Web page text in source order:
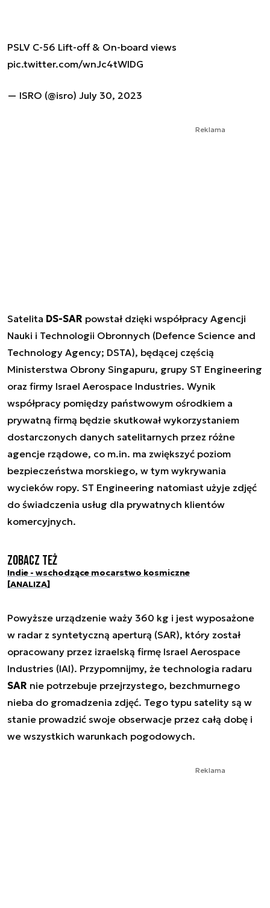
PSLV C-56 Lift-off & On-board views
pic.twitter.com/wnJc4tWIDG
— ISRO (@isro) July 30, 2023
Reklama
Satelita DS-SAR powstał dzięki współpracy Agencji
Nauki i Technologii Obronnych (Defence Science and
Technology Agency; DSTA), będącej częścią
Ministerstwa Obrony Singapuru, grupy ST Engineering
oraz firmy Israel Aerospace Industries. Wynik
współpracy pomiędzy państwowym ośrodkiem a
prywatną firmą będzie skutkował wykorzystaniem
dostarczonych danych satelitarnych przez różne
agencje rządowe, co m.in. ma zwiększyć poziom
bezpieczeństwa morskiego, w tym wykrywania
wycieków ropy. ST Engineering natomiast użyje zdjęć
do świadczenia usług dla prywatnych klientów
komercyjnych.
Zobacz też
Indie - wschodzące mocarstwo kosmiczne
[ANALIZA]
Powyższe urządzenie waży 360 kg i jest wyposażone
w radar z syntetyczną aperturą (SAR), który został
opracowany przez izraelską firmę Israel Aerospace
Industries (IAI). Przypomnijmy, że technologia radaru
SAR nie potrzebuje przejrzystego, bezchmurnego
nieba do gromadzenia zdjęć. Tego typu satelity są w
stanie prowadzić swoje obserwacje przez całą dobę i
we wszystkich warunkach pogodowych.
Reklama